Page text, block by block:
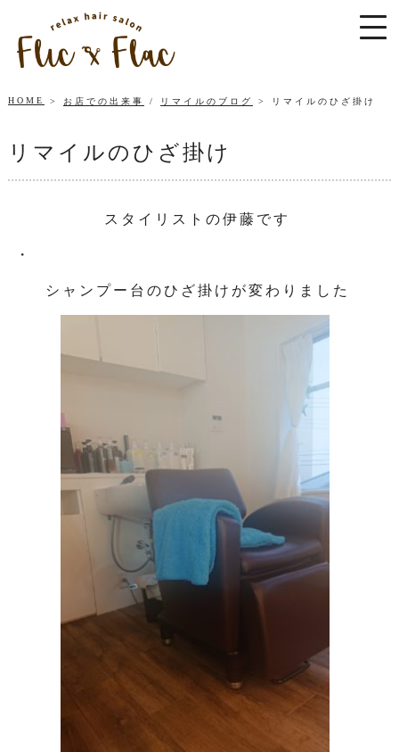
HOME お店での出来事 / リマイルのブログ リマイルのひざ掛け
リマイルのひざ掛け
スタイリストの伊藤です
・
シャンプー台のひざ掛けが変わりました